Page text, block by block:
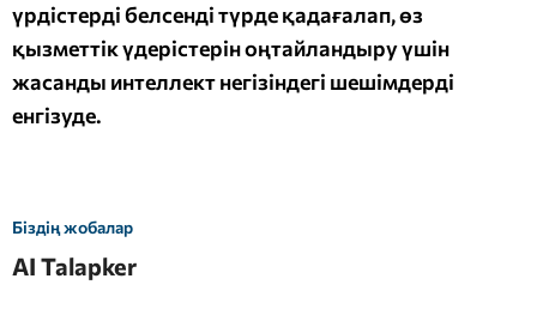
үрдістерді белсенді түрде қадағалап, өз
қызметтік үдерістерін оңтайландыру үшін
жасанды интеллект негізіндегі шешімдерді
енгізуде.
Біздің жобалар
AI Talapker